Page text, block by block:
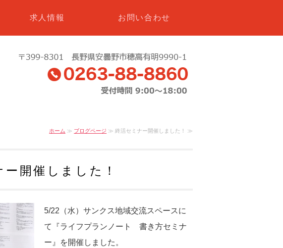
求人情報 お問い合わせ
ホーム ≫ ブログページ ≫ 終活セミナー開催しました！ ≫
開催しました！
5/22（水）サンクス地域交流スペースに
て『ライフプランノート 書き方セミナ
ー』を開催しました。